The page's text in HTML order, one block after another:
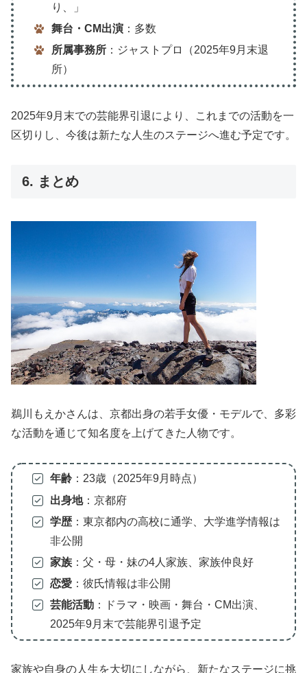
り、」
舞台・CM出演：多数
所属事務所：ジャストプロ（2025年9月末退
所）
2025年9月末での芸能界引退により、これまでの活動を一
区切りし、今後は新たな人生のステージへ進む予定です。
6. まとめ
鵜川もえかさんは、京都出身の若手女優・モデルで、多彩
な活動を通じて知名度を上げてきた人物です。
年齢：23歳（2025年9月時点）
出身地：京都府
学歴：東京都内の高校に通学、大学進学情報は
非公開
家族：父・母・妹の4人家族、家族仲良好
恋愛：彼氏情報は非公開
芸能活動：ドラマ・映画・舞台・CM出演、
2025年9月末で芸能界引退予定
家族や自身の人生を大切にしながら、新たなステージに挑